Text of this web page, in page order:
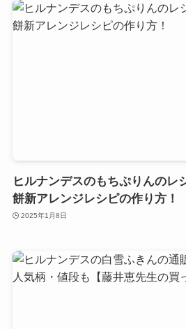
ヒルナンデスのもちぷりんのレ
餅新アレンジレシピの作り方！
2025年1月8日